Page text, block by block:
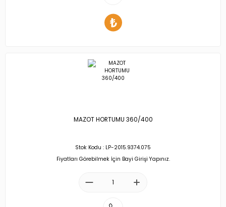
MAZOT HORTUMU 360/400
Stok Kodu : LP-2015.9374.075
Fiyatları Görebilmek İçin Bayi Girişi Yapınız.